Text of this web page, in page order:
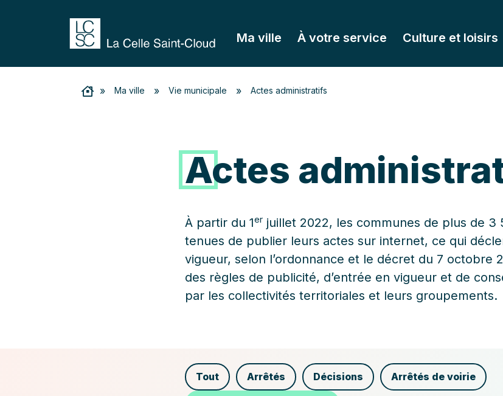
Ma ville À votre service Culture et loisirs
» Ma ville » Vie municipale » Actes administratifs
Actes
À partir du 1er juillet 2022, les communes de plus de 3
tenues de publier leurs actes sur internet, ce qui
vigueur, selon l’ordonnance et le décret du 7 octobre
des règles de publicité, d’entrée en vigueur et de
par les collectivités territoriales et leurs groupements.
Tout Arrêtés Décisions Arrêtés de voirie